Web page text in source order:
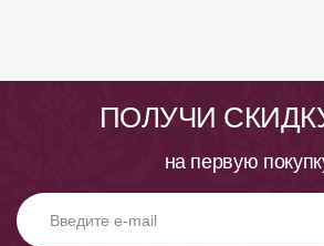
ПОЛУЧИ
на первую